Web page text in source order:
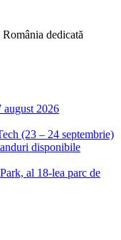
dedicată
2026
(23 – 24 septembrie)
disponibile
al 18-lea parc de